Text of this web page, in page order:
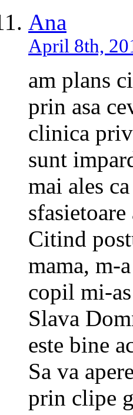
Ana
April 8th,
am plans
prin asa
clinica
sunt
mai ales
Citind
mama, m-
copil mi-
Slava
este bine
Sa va
prin clipe